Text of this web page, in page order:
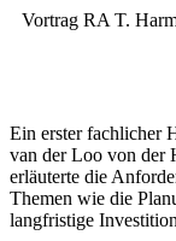
Vortrag RA T.
Ein erster fachlicher
van der Loo von der
erläuterte die
Themen wie die
langfristige